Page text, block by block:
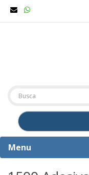
Menu